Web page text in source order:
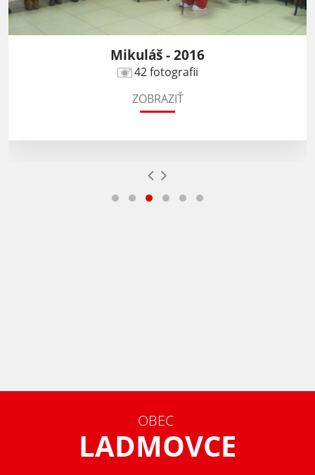
Deň dôchodcov 2016
19 fotografii
ZOBRAZIŤ
OBEC
LADMOVCE